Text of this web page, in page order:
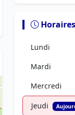
Lundi
Mardi
Mercredi
Jeudi